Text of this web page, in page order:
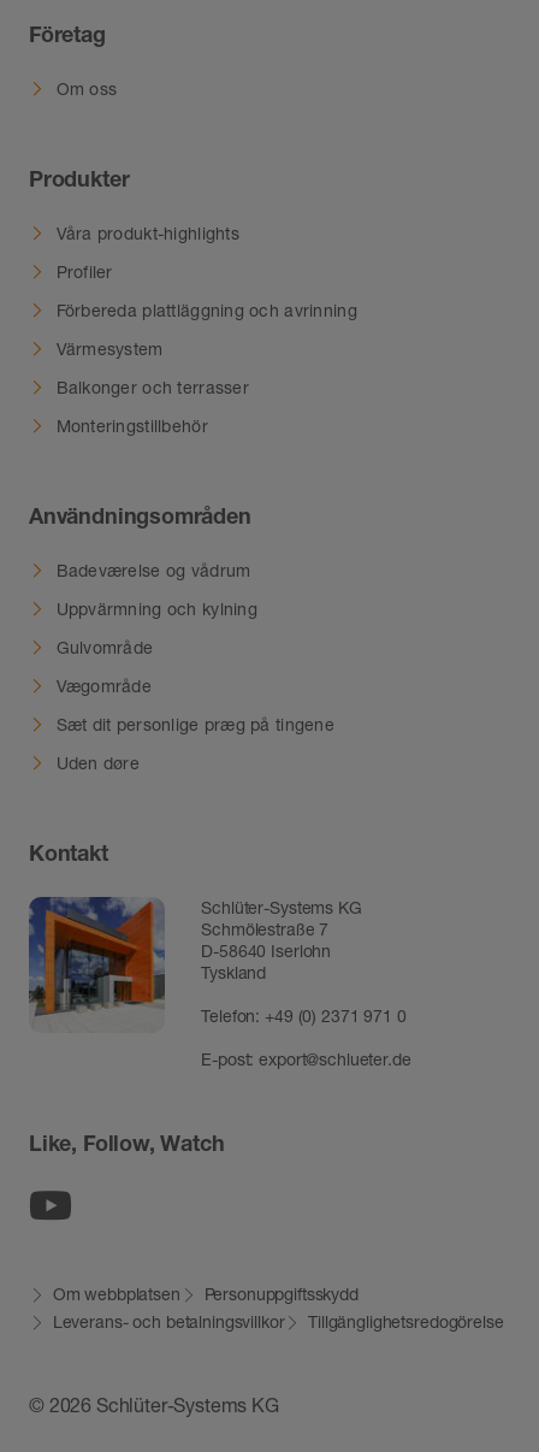
Företag
Om oss
Produkter
Våra produkt-highlights
Profiler
Förbereda plattläggning och avrinning
Värmesystem
Balkonger och terrasser
Monteringstillbehör
Användningsområden
Badeværelse og vådrum
Uppvärmning och kylning
Gulvområde
Vægområde
Sæt dit personlige præg på tingene
Uden døre
Kontakt
Schlüter-Systems KG
Schmölestraße 7
D-58640 Iserlohn
Tyskland
Telefon:+49 (0) 2371 971 0
E-post:export@schlueter.de
Like, Follow, Watch
© 2026 Schlüter-Systems KG
Om webbplatsen
Personuppgiftsskydd
Leverans- och betalningsvillkor
Tillgänglighetsredogörelse